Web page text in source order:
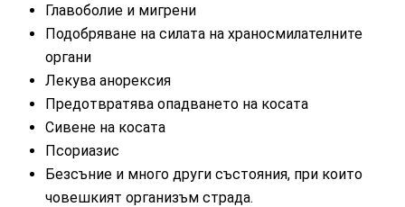
Главоболие и мигрени
Подобряване на силата на храносмилателните
органи
Лекува анорексия
Предотвратява опадването на косата
Сивене на косата
Псориазис
Безсъние и много други състояния, при които
човешкият организъм страда.